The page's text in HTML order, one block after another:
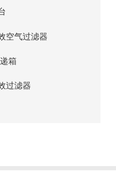
空气过滤器
箱
过滤器